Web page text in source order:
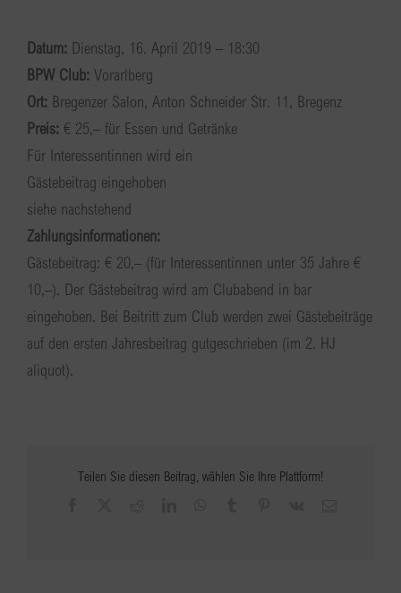
Datum: Dienstag, 16. April 2019 – 18:30
BPW Club: Vorarlberg
Ort: Bregenzer Salon, Anton Schneider Str. 11, Bregenz
Preis: € 25,– für Essen und Getränke
Für Interessentinnen wird ein
Gästebeitrag eingehoben
siehe nachstehend
Zahlungsinformationen:
Gästebeitrag: € 20,– (für Interessentinnen unter 35 Jahre €
10,–). Der Gästebeitrag wird am Clubabend in bar
eingehoben. Bei Beitritt zum Club werden zwei Gästebeiträge
auf den ersten Jahresbeitrag gutgeschrieben (im 2. HJ
aliquot).
Teilen Sie diesen Beitrag, wählen Sie Ihre Plattform!